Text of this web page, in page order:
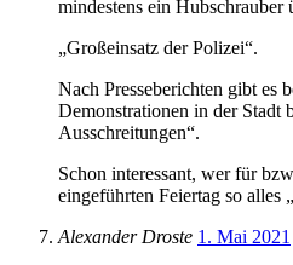
mindestens ein Hubschrauber
„Großeinsatz der Polizei“.
Nach Presseberichten gibt es
Demonstrationen in der Stadt
Ausschreitungen“.
Schon interessant, wer für
eingeführten Feiertag so alles
Alexander Droste 1. Mai 2021